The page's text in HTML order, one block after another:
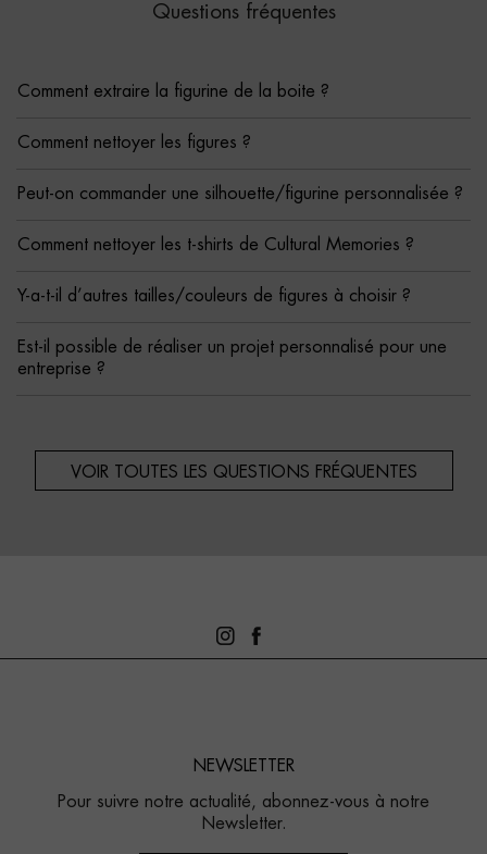
Questions fréquentes
Comment extraire la figurine de la boite ?
Comment nettoyer les figures ?
Peut-on commander une silhouette/figurine personnalisée ?
Comment nettoyer les t-shirts de Cultural Memories ?
Y-a-t-il d’autres tailles/couleurs de figures à choisir ?
Est-il possible de réaliser un projet personnalisé pour une
entreprise ?
VOIR TOUTES LES QUESTIONS FRÉQUENTES
NEWSLETTER
Pour suivre notre actualité, abonnez-vous à notre
Newsletter.